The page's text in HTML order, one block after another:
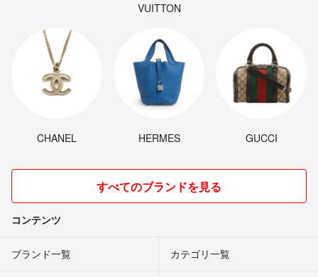
VUITTON
CHANEL HERMES GUCCI
すべてのブランドを見る
コンテンツ
ブランド一覧 カテゴリ一覧